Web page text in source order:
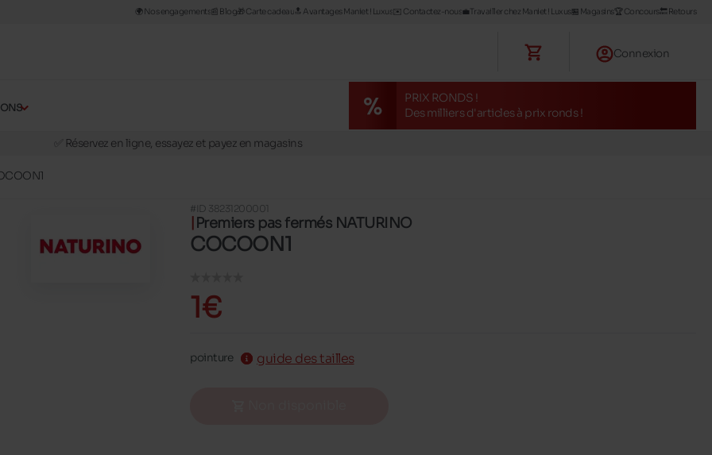
🌍 Nos engagements📰​ Blog🎁 Carte cadeau🔝 Avantages Maniet ! Luxus✉️ Contactez-nous💼Travailler chez Maniet ! Luxus🏪 Magasins🏆 Concours🔙 Retours
Connexion
PRIX RONDS !
Des milliers d'articles à prix ronds !
✅ Réservez en ligne, essayez et payez en magasins
🔁 retours valables pendant 30 jours
🚛 Livraison gratuite en magasins
#ID 38231200001
Premiers pas fermés NATURINO
COCOON1
1€
pointure guide des tailles